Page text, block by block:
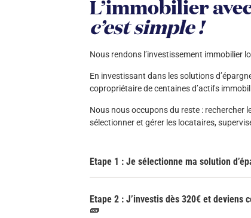
L’immobilier
c’est simple !
Nous rendons l’investissement immobilier
En investissant dans les solutions
copropriétaire de centaines d’actifs
Nous nous occupons du reste : rechercher
sélectionner et gérer les locataires,
Etape 1 : Je sélectionne ma solution
Etape 2 : J’investis dès 320€ et deviens
🧱